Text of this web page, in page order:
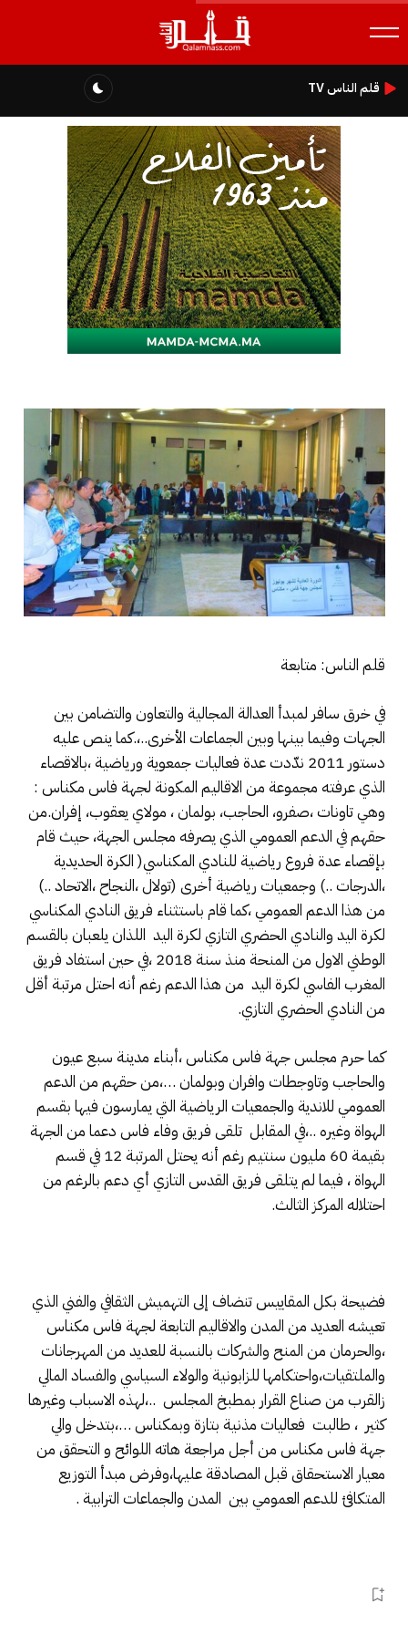
قلم الناس TV
قلم الناس: متابعة
في خرق سافر لمبدأ العدالة المجالية والتعاون والتضامن بين
الجهات وفيما بينها وبين الجماعات الأخرى..،.كما ينص عليه
دستور 2011 ندّدت عدة فعاليات جمعوية ورياضية ،بالاقصاء
الذي عرفته مجموعة من الاقاليم المكونة لجهة فاس مكناس :
وهي تاونات ،صفرو، الحاجب، بولمان ، مولاي يعقوب، إفران.من
حقهم في الدعم العمومي الذي يصرفه مجلس الجهة، حيث قام
بإقصاء عدة فروع رياضية للنادي المكناسي( الكرة الحديدية
،الدرجات ..) وجمعيات رياضية أخرى (تولال ،النجاح ،الاتحاد ..)
من هذا الدعم العمومي ،كما قام باستثناء فريق النادي المكناسي
لكرة اليد والنادي الحضري التازي لكرة اليد اللذان يلعبان بالقسم
الوطني الاول من المنحة منذ سنة 2018 ،في حين استفاد فريق
المغرب الفاسي لكرة اليد من هذا الدعم رغم أنه احتل مرتبة أقل
من النادي الحضري التازي.
كما حرم مجلس جهة فاس مكناس ،أبناء مدينة سبع عيون
والحاجب وتاوجطات وافران وبولمان …،من حقهم من الدعم
العمومي للاندية والجمعيات الرياضية التي يمارسون فيها بقسم
الهواة وغيره ..،في المقابل تلقى فريق وفاء فاس دعما من الجهة
بقيمة 60 مليون سنتيم رغم أنه يحتل المرتبة 12 في قسم
الهواة ، فيما لم يتلقى فريق القدس التازي أي دعم بالرغم من
احتلاله المركز الثالث.
فضيحة بكل المقاييس تنضاف إلى التهميش الثقافي والفني الذي
تعيشه العديد من المدن والاقاليم التابعة لجهة فاس مكناس
،والحرمان من المنح والشركات بالنسبة للعديد من المهرجانات
والملتقيات،واحتكامها للزابونية والولاء السياسي والفساد المالي
زالقرب من صناع القرار بمطبخ المجلس ..،لهذه الاسباب وغيرها
كثير ، طالبت فعاليات مذنية بتازة وبمكناس …،بتدخل والي
جهة فاس مكناس من أجل مراجعة هاته اللوائح و التحقق من
معيار الاستحقاق قبل المصادقة عليها،وفرض مبدأ التوزيع
المتكافئ للدعم العمومي بين المدن والجماعات الترابية .